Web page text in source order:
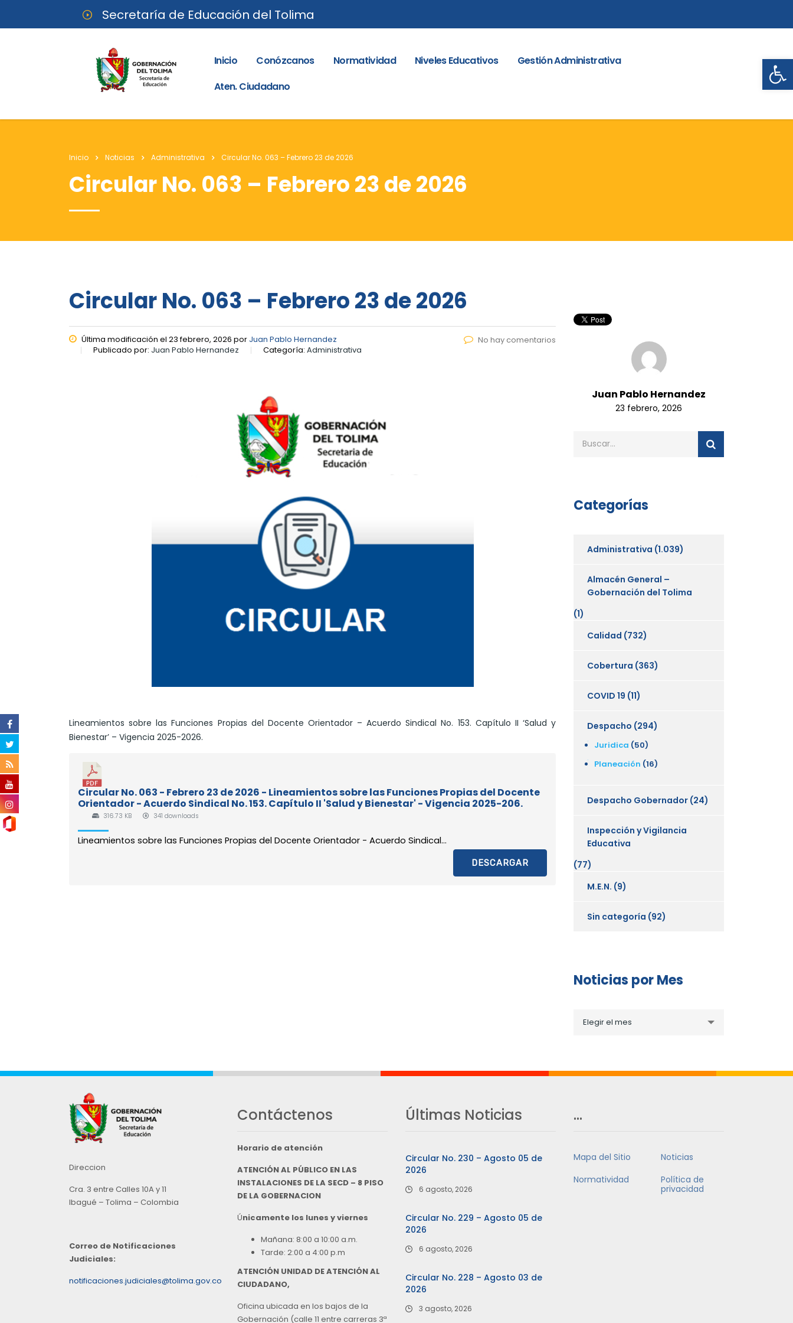
Secretaría de Educación del Tolima
Inicio Conózcanos Normatividad Niveles Educativos
Gestión Administrativa
Aten. Ciudadano
Inicio Noticias Administrativa Circular No. 063 – Febrero 23 de 2026
Circular No. 063 – Febrero 23 de 2026
Circular No. 063 – Febrero 23 de 2026
Última modificación el 23 febrero, 2026 por Juan Pablo Hernandez
Publicado por: Juan Pablo Hernandez Categoría: Administrativa
No hay comentarios
Lineamientos sobre las Funciones Propias del Docente Orientador – Acuerdo Sindical No. 153. Capítulo II ‘Salud y
Bienestar’ – Vigencia 2025-2026.
Circular No. 063 - Febrero 23 de 2026 - Lineamientos sobre las Funciones Propias del Docente
Orientador - Acuerdo Sindical No. 153. Capítulo II 'Salud y Bienestar' - Vigencia 2025-206.
316.73 KB 341 downloads
Lineamientos sobre las Funciones Propias del Docente Orientador - Acuerdo Sindical...
DESCARGAR
Juan Pablo Hernandez
23 febrero, 2026
Categorías
Administrativa (1.039)
Almacén General –
Gobernación del Tolima
(1)
Calidad (732)
Cobertura (363)
COVID 19 (11)
Despacho (294)
Juridica (50)
Planeación (16)
Despacho Gobernador (24)
Inspección y Vigilancia
Educativa
(77)
M.E.N. (9)
Sin categoría (92)
Noticias por Mes
porElegir el mes
Direccion
Cra. 3 entre Calles 10A y 11
Ibagué – Tolima – Colombia
Correo de Notificaciones
Judiciales:
notificaciones.judiciales@tolima.gov.co
Contáctenos
Horario de atención
ATENCIÓN AL PÚBLICO EN LAS
INSTALACIONES DE LA SECD – 8 PISO
DE LA GOBERNACION
Únicamente los lunes y viernes
Mañana: 8:00 a 10:00 a.m.
Tarde: 2:00 a 4:00 p.m
ATENCIÓN UNIDAD DE ATENCIÓN AL
CIUDADANO,
Oficina ubicada en los bajos de la
Gobernación (calle 11 entre carreras 3ª
Últimas Noticias
Circular No. 230 – Agosto 05 de
2026
6 agosto, 2026
Circular No. 229 – Agosto 05 de
2026
6 agosto, 2026
Circular No. 228 – Agosto 03 de
2026
3 agosto, 2026
…
Mapa del Sitio
Noticias
Normatividad
Política de
privacidad